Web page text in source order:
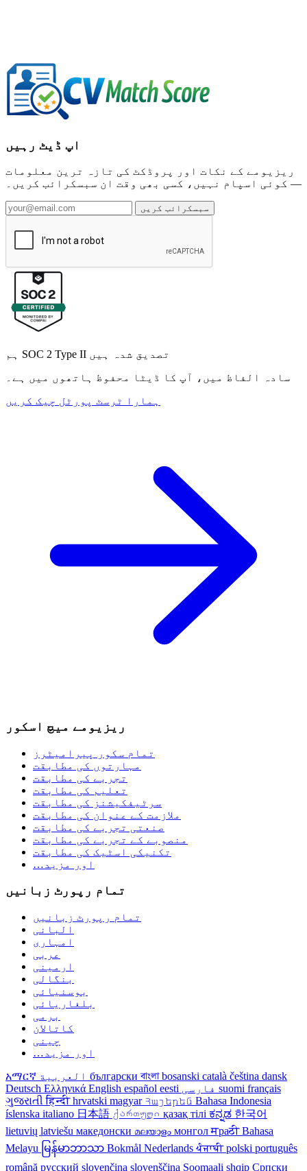
اپ ڈیٹ رہیں
ریزیومے کے نکات اور پروڈکٹ کی تازہ ترین معلومات
— کوئی اسپام نہیں، کسی بھی وقت ان سبسکرائب کریں۔
سبسکرائب کریں
ہم SOC 2 Type II تصدیق شدہ ہیں
سادہ الفاظ میں، آپ کا ڈیٹا محفوظ ہاتھوں میں ہے۔
ہمارا ٹرسٹ پورٹل چیک کریں
ریزیومے میچ اسکور
تمام سکور پیرامیٹرز
مہارتوں کی مطابقت
تجربے کی مطابقت
تعلیم کی مطابقت
سرٹیفکیشنز کی مطابقت
ملازمت کے عنوان کی مطابقت
صنعتی تجربے کی مطابقت
منصوبے کے تجربے کی مطابقت
تکنیکی اسٹیک کی مطابقت
…اور مزید
تمام رپورٹ زبانیں
تمام رپورٹ زبانیں
البانی
امہاری
عربی
ارمینی
بنگالی
بوسنیائی
بلغاریائی
برمی
کاتالان
چینی
…اور مزید
አማርኛ
българскиবাংলাbosanski català čeština dansk
Deutsch Ελληνικά English español eesti suomi français
ગુજરાતીहिन्दीhrvatski magyar Հայերեն Bahasa Indonesia
íslenska italiano 日本語 ქართული қазақ тілі ಕನ್ನಡ 한국어
lietuvių latviešu македонски മലയാളം монголमраठीBahasa
Melayu မြန်မာဘာသာ Bokmål Nederlands ਪੰਜਾਬੀpolski português
română русский slovenčina slovenščina Soomaali shqip Српски